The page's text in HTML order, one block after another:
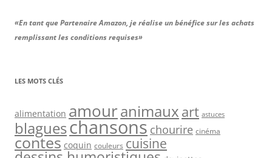
«En tant que Partenaire Amazon, je réalise un bénéfice sur les achats
remplissant les conditions requises»
LES MOTS CLÉS
alimentation amouranimaux art astuces
blagueschansons chourire cinéma
contes coquin couleurs cuisine